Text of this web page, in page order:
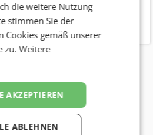
die weitere Nutzung
stimmen Sie der
Cookies gemäß unserer
zu.Weitere
AKZEPTIEREN
ABLEHNEN